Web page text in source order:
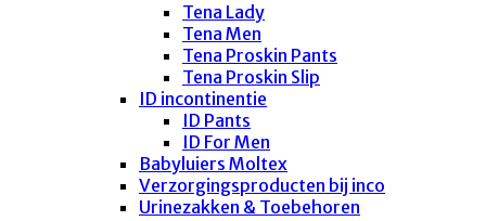
Tena Lady
Tena Men
Tena Proskin Pants
Tena Proskin Slip
ID incontinentie
ID Pants
ID For Men
Babyluiers Moltex
Verzorgingsproducten bij inco
Urinezakken & Toebehoren